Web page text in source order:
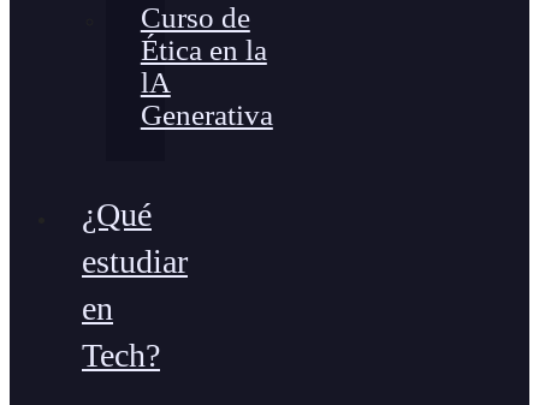
Curso de
Ética en la
lA
Generativa
¿Qué
estudiar
en
Tech?